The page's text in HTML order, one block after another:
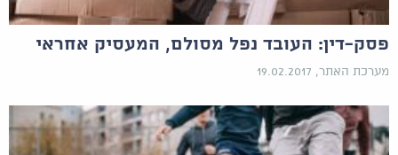
פסק-דין: העובד נפל מסולם, המעסיק אחראי
מערכת האתר, 19.02.2017